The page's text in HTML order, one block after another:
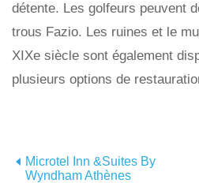
détente. Les golfeurs peuvent
trous Fazio. Les ruines et le
XIXe siècle sont également
plusieurs options de
Microtel Inn &Suites By
Wyndham Athènes